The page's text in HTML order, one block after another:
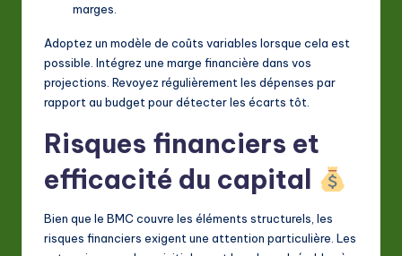
marges.
Adoptez un modèle de coûts variables lorsque cela est
possible. Intégrez une marge financière dans vos
projections. Revoyez régulièrement les dépenses par
rapport au budget pour détecter les écarts tôt.
Risques financiers et
efficacité du capital
Bien que le BMC couvre les éléments structurels, les
risques financiers exigent une attention particulière. Les